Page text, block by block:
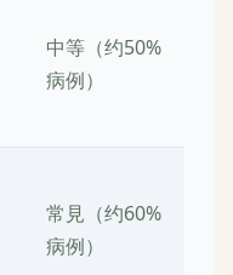
中等（约50%
病例）
常見（约60%
病例）